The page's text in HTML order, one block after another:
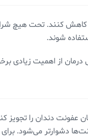
است پس از ۳۶ ساعت درمان،
شوند.
عفونت دندان را
دشوارتر می‌شود.